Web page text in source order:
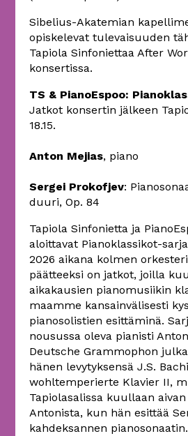
Sibelius-Akatemian
opiskelevat tulevaisuuden
Tapiola Sinfoniettaa After
konsertissa.
TS & PianoEspoo:
Jatkot konsertin jälkeen
18.15.
Anton Mejias, piano
Sergei Prokofjev:
duuri, Op. 84
Tapiola Sinfonietta ja
aloittavat Pianoklassikot-
2026 aikana kolmen
päätteeksi on jatkot, joilla
aikakausien pianomusiikin
maamme kansainvälisesti
pianosolistien esittäminä.
nousussa oleva pianisti
Deutsche Grammophon
hänen levytyksensä J.S.
wohltemperierte Klavier II,
Tapiolasalissa kuullaan
Antonista, kun hän esittää
kahdeksannen